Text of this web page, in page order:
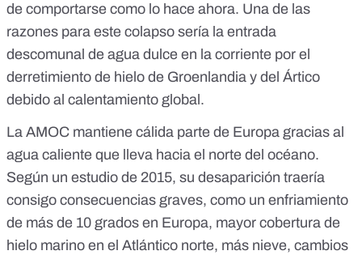
de comportarse como lo hace ahora. Una de las
razones para este colapso sería la entrada
descomunal de agua dulce en la corriente por el
derretimiento de hielo de Groenlandia y del Ártico
debido al calentamiento global.
La AMOC mantiene cálida parte de Europa gracias al
agua caliente que lleva hacia el norte del océano.
Según un estudio de 2015, su desaparición traería
consigo consecuencias graves, como un enfriamiento
de más de 10 grados en Europa, mayor cobertura de
hielo marino en el Atlántico norte, más nieve, cambios